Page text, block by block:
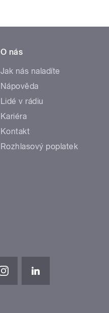
O nás
Jak nás naladíte
Nápověda
Lidé v rádiu
Kariéra
Kontakt
Rozhlasový poplatek